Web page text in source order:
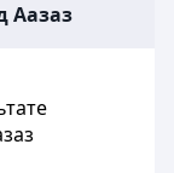
Аазаз